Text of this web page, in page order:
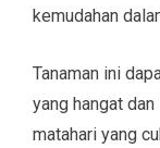
kemudahan
Tanaman ini
yang hangat
matahari yang